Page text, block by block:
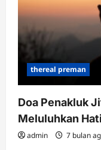
thereal preman
Doa Penakluk
Meluluhkan Hati
admin 7 bulan